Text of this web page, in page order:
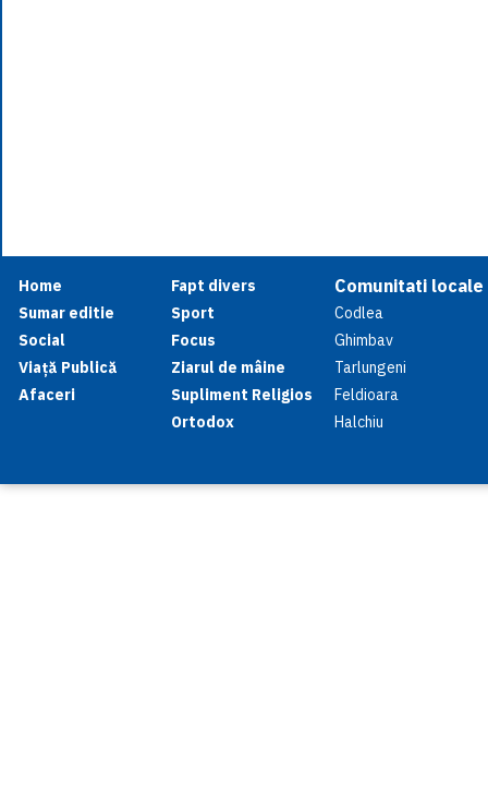
Home
Sumar editie
Social
Viață Publică
Afaceri
Fapt divers
Sport
Focus
Ziarul de mâine
Supliment Religios
Ortodox
Comunitati locale
Codlea
Ghimbav
Tarlungeni
Feldioara
Halchiu